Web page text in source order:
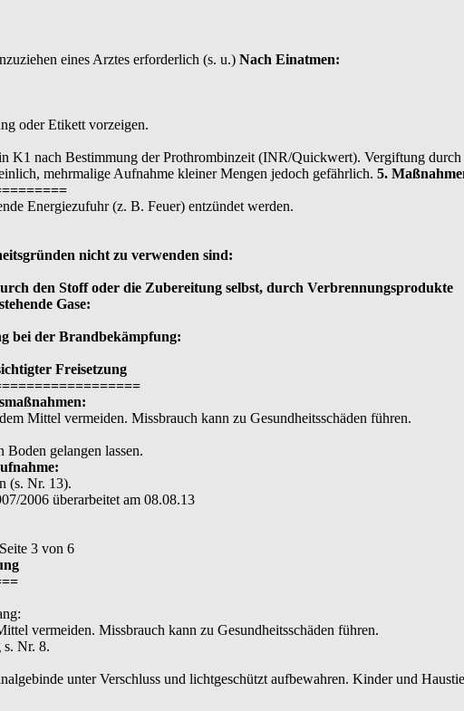
eines Arztes erforderlich (s. u.) Nach Einatmen:
oder Etikett vorzeigen.
K1 nach Bestimmung der Prothrombinzeit (INR/Quickwert). Vergiftung durch
mehrmalige Aufnahme kleiner Mengen jedoch gefährlich. 5.
Energiezufuhr (z. B. Feuer) entzündet werden.
nicht zu verwenden sind:
den Stoff oder die Zubereitung selbst, durch Verbrennungsprodukte
Gase:
bei der Brandbekämpfung:
Freisetzung
Mittel vermeiden. Missbrauch kann zu Gesundheitsschäden führen.
gelangen lassen.
(s. Nr. 13).
2006 überarbeitet am 08.08.13
3 von 6
vermeiden. Missbrauch kann zu Gesundheitsschäden führen.
s. Nr. 8.
unter Verschluss und lichtgeschützt aufbewahren. Kinder und